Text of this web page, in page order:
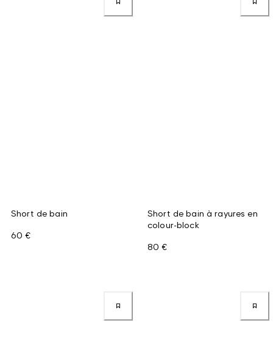
Short de bain
60 €
Short de bain à rayures en
colour-block
80 €